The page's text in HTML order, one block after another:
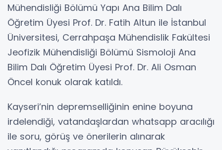
Mühendisliği Bölümü Yapı Ana Bilim Dalı
Öğretim Üyesi Prof. Dr. Fatih Altun ile İstanbul
Üniversitesi, Cerrahpaşa Mühendislik Fakültesi
Jeofizik Mühendisliği Bölümü Sismoloji Ana
Bilim Dalı Öğretim Üyesi Prof. Dr. Ali Osman
Öncel konuk olarak katıldı.
Kayseri’nin depremselliğinin enine boyuna
irdelendiği, vatandaşlardan whatsapp aracılığı
ile soru, görüş ve önerilerin alınarak